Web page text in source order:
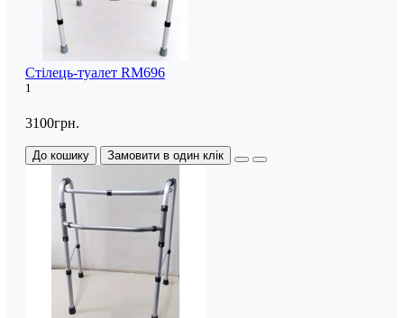
Стілець-туалет RM696
1
3100грн.
До кошику Замовити в один клік